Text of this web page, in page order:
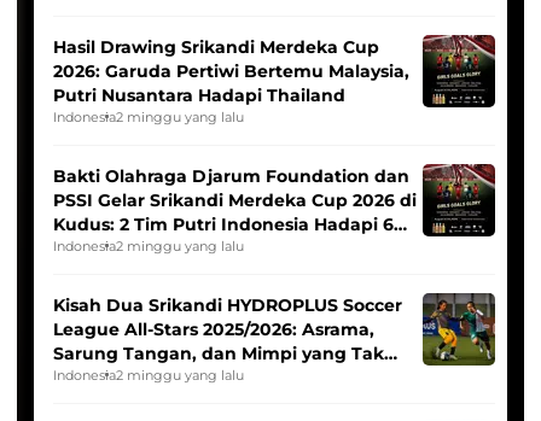
Hasil Drawing Srikandi Merdeka Cup
2026: Garuda Pertiwi Bertemu Malaysia,
Putri Nusantara Hadapi Thailand
Indonesia2 minggu yang lalu
Bakti Olahraga Djarum Foundation dan
PSSI Gelar Srikandi Merdeka Cup 2026 di
Kudus: 2 Tim Putri Indonesia Hadapi 6
Tim Asia
Indonesia2 minggu yang lalu
Kisah Dua Srikandi HYDROPLUS Soccer
League All-Stars 2025/2026: Asrama,
Sarung Tangan, dan Mimpi yang Tak
Pernah Padam
Indonesia2 minggu yang lalu